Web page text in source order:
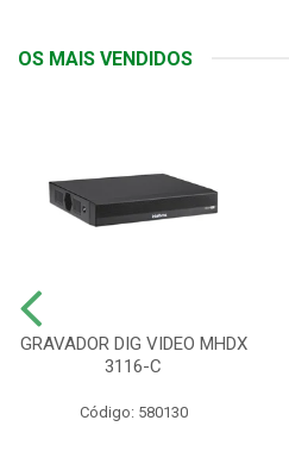
OS MAIS VENDIDOS
GRAVADOR DIG VIDEO MHDX
3116-C
Código: 580130